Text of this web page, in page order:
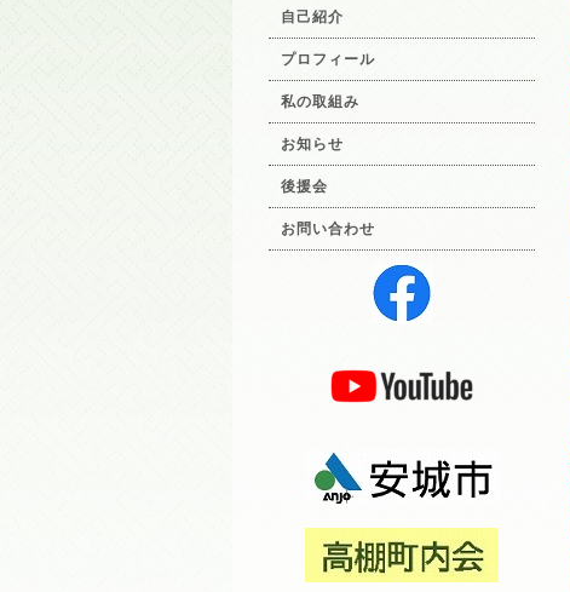
自己紹介
プロフィール
私の取組み
お知らせ
後援会
お問い合わせ